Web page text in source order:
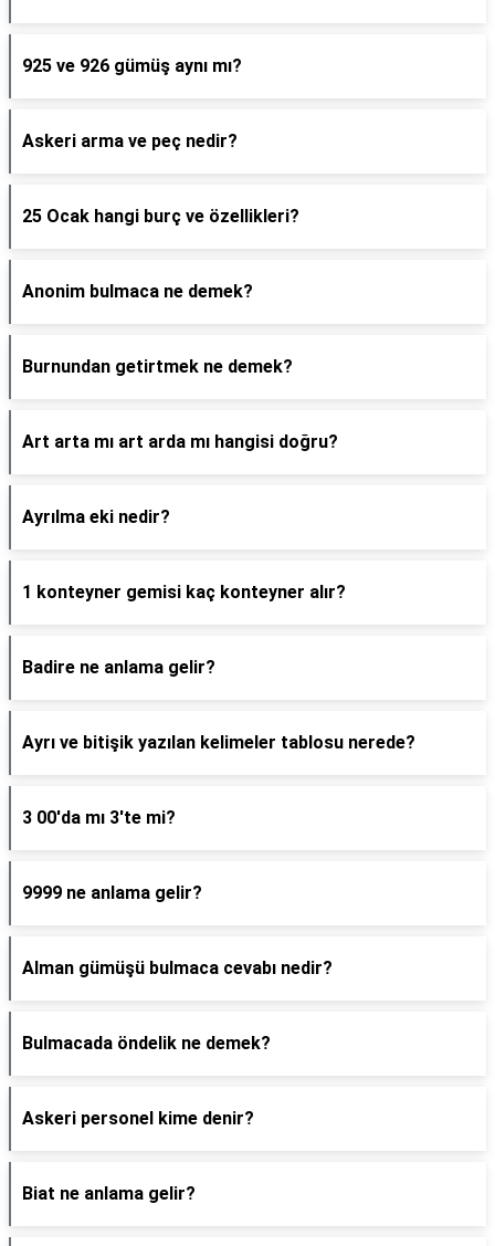
925 ve 926 gümüş aynı mı?
Askeri arma ve peç nedir?
25 Ocak hangi burç ve özellikleri?
Anonim bulmaca ne demek?
Burnundan getirtmek ne demek?
Art arta mı art arda mı hangisi doğru?
Ayrılma eki nedir?
1 konteyner gemisi kaç konteyner alır?
Badire ne anlama gelir?
Ayrı ve bitişik yazılan kelimeler tablosu nerede?
3 00'da mı 3'te mi?
9999 ne anlama gelir?
Alman gümüşü bulmaca cevabı nedir?
Bulmacada öndelik ne demek?
Askeri personel kime denir?
Biat ne anlama gelir?